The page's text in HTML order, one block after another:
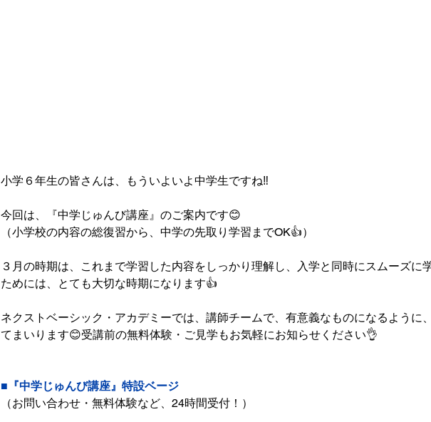
小学６年生の皆さんは、もういよいよ中学生ですね‼️
今回は、『中学じゅんび講座』のご案内です😊
（小学校の内容の総復習から、中学の先取り学習までOK👍）
３月の時期は、これまで学習した内容をしっかり理解し、入学と同時にスムーズに
ためには、とても大切な時期になります👍
ネクストベーシック・アカデミーでは、講師チームで、有意義なものになるように
てまいります😊受講前の無料体験・ご見学もお気軽にお知らせください👌
■『中学じゅんび講座』特設ベージ
（お問い合わせ・無料体験など、24時間受付！）